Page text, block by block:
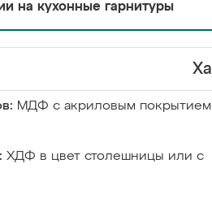
на кухонные гарнитуры
МДФ с акриловым покрытием
ХДФ в цвет столешницы или с